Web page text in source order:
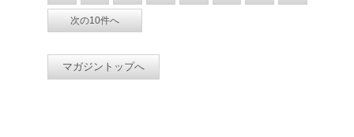
次の10件へ
マガジントップへ